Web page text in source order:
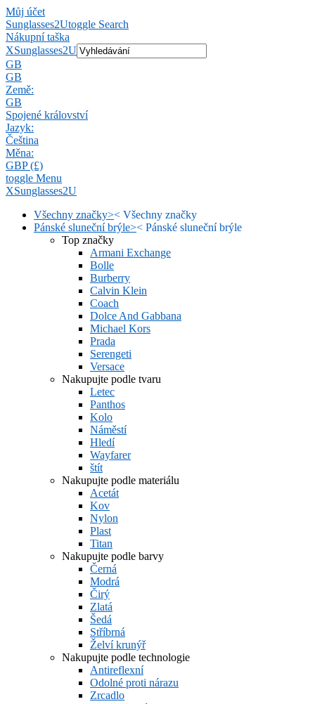
Můj účet
Sunglasses2Utoggle Search
Nákupní taška
XSunglasses2U
GB
GB
Země:
GB
Spojené království
Jazyk:
Čeština
Měna:
GBP (£)
toggle Menu
XSunglasses2U
Všechny značky>< Všechny značky
Pánské sluneční brýle>< Pánské sluneční brýle
Top značky
Armani Exchange
Bolle
Burberry
Calvin Klein
Coach
Dolce And Gabbana
Michael Kors
Prada
Serengeti
Versace
Nakupujte podle tvaru
Letec
Panthos
Kolo
Náměstí
Hledí
Wayfarer
štít
Nakupujte podle materiálu
Acetát
Kov
Nylon
Plast
Titan
Nakupujte podle barvy
Černá
Modrá
Čirý
Zlatá
Šedá
Stříbrná
Želví krunýř
Nakupujte podle technologie
Antireflexní
Odolné proti nárazu
Zrcadlo